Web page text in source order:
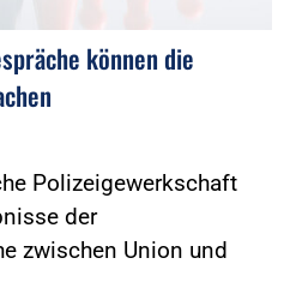
können die
Polizeigewerkschaft
der
zwischen Union und